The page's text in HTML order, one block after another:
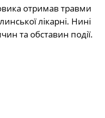
отримав травми
лікарні. Нині
та обставин події.